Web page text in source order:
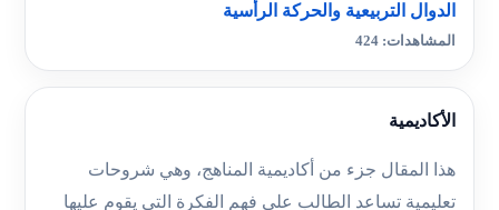
الدوال التربيعية والحركة الرأسية
المشاهدات: 424
الأكاديمية
هذا المقال جزء من أكاديمية المناهج، وهي شروحات
تعليمية تساعد الطالب على فهم الفكرة التي يقوم عليها